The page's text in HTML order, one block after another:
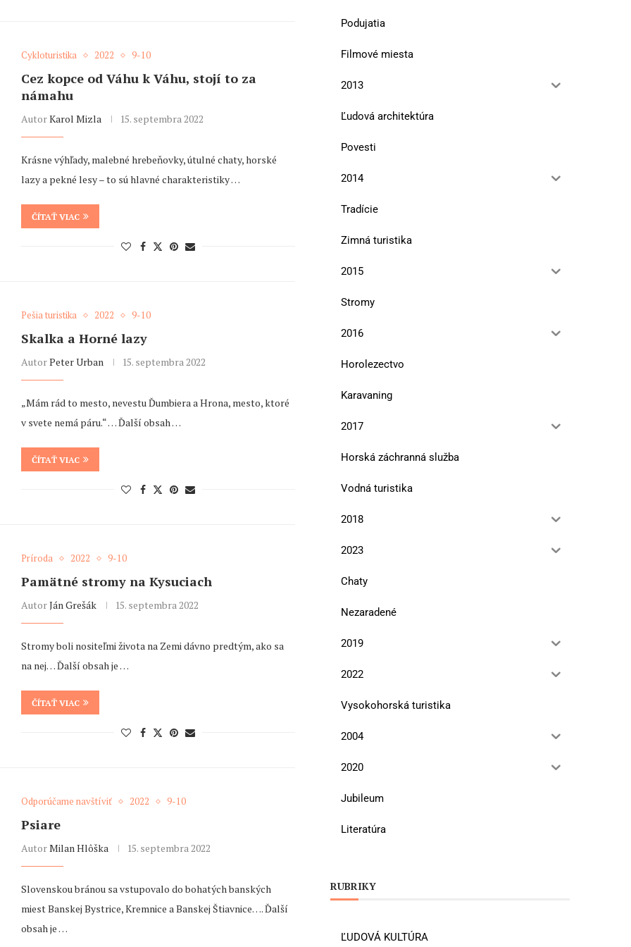
Cykloturistika 2022 9-10
Cez kopce od Váhu k Váhu, stojí to za
námahu
AutorKarol Mizla 15. septembra 2022
Krásne výhľady, malebné hrebeňovky, útulné chaty, horské
lazy a pekné lesy – to sú hlavné charakteristiky …
ČÍTAŤ VIAC
Pešia turistika 2022 9-10
Skalka a Horné lazy
AutorPeter Urban 15. septembra 2022
„Mám rád to mesto, nevestu Ďumbiera a Hrona, mesto, ktoré
v svete nemá páru.“ … Ďalší obsah …
ČÍTAŤ VIAC
Príroda 2022 9-10
Pamätné stromy na Kysuciach
AutorJán Grešák 15. septembra 2022
Stromy boli nositeľmi života na Zemi dávno predtým, ako sa
na nej… Ďalší obsah je …
ČÍTAŤ VIAC
Odporúčame navštíviť 2022 9-10
Psiare
AutorMilan Hlôška 15. septembra 2022
Slovenskou bránou sa vstupovalo do bohatých banských
miest Banskej Bystrice, Kremnice a Banskej Štiavnice…. Ďalší
obsah je …
Podujatia
Filmové miesta
2013
Ľudová architektúra
Povesti
2014
Tradície
Zimná turistika
2015
Stromy
2016
Horolezectvo
Karavaning
2017
Horská záchranná služba
Vodná turistika
2018
2023
Chaty
Nezaradené
2019
2022
Vysokohorská turistika
2004
2020
Jubileum
Literatúra
RUBRIKY
ĽUDOVÁ KULTÚRA